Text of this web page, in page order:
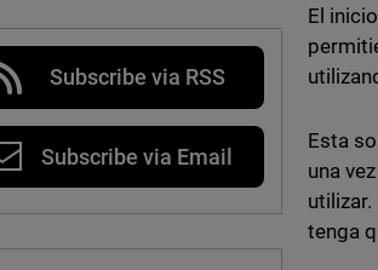
Subscribe via RSS
Subscribe via Email
El
Esta
una
tenga